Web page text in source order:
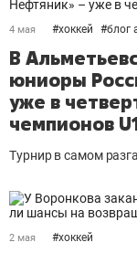
4 мая #хоккей #блог
В
юниоры
уже в
чемпионов
Турнир в самом
2 мая #хоккей